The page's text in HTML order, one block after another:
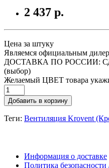
2 437 р.
Цена за штуку
Являемся официальным
ДОСТАВКА ПО РОССИИ:
(выбор)
Желаемый ЦВЕТ товара
Добавить в корзину
Теги: Вентиляция Krovent
Информация о доставке
Политика